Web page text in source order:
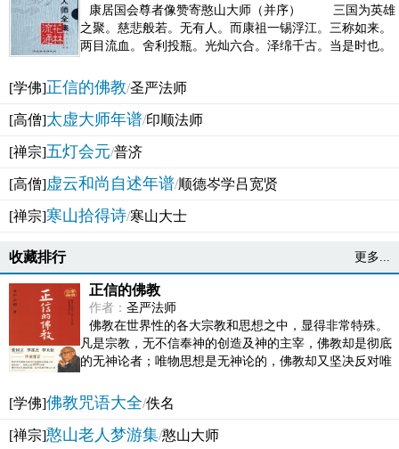
康居国会尊者像赞寄憨山大师（并序） 三国为英雄
之聚。慈悲般若。无有人。而康祖一锡浮江。三称如来。
两目流血。舍利投瓶。光灿六合。泽绵千古。当是时也。
[学佛]正信的佛教/圣严法师
[高僧]太虚大师年谱/印顺法师
[禅宗]五灯会元/普济
[高僧]虚云和尚自述年谱/顺德岑学吕宽贤
[禅宗]寒山拾得诗/寒山大士
收藏排行 更多...
正信的佛教
作者： 圣严法师
佛教在世界性的各大宗教和思想之中，显得非常特殊。
凡是宗教，无不信奉神的创造及神的主宰，佛教却是彻底
的无神论者；唯物思想是无神论的，佛教却又坚决反对唯
[学佛]佛教咒语大全/佚名
[禅宗]憨山老人梦游集/憨山大师